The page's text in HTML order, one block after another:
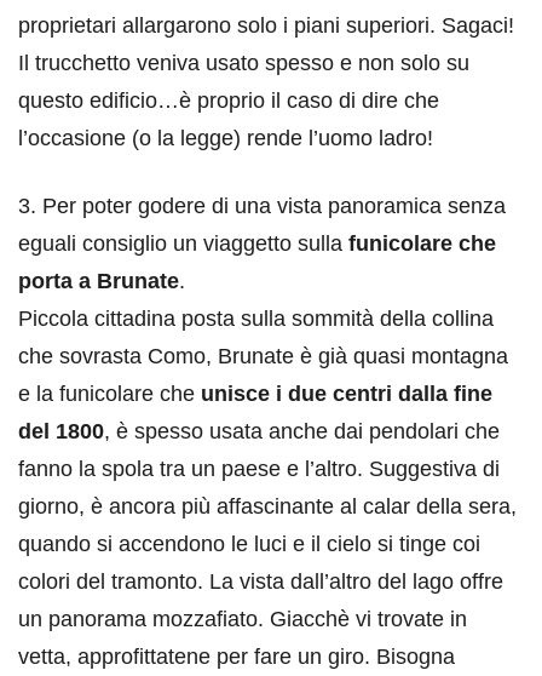
proprietari allargarono solo i piani superiori. Sagaci!
Il trucchetto veniva usato spesso e non solo su
questo edificio…è proprio il caso di dire che
l’occasione (o la legge) rende l’uomo ladro!
3. Per poter godere di una vista panoramica senza
eguali consiglio un viaggetto sulla funicolare che
porta a Brunate.
Piccola cittadina posta sulla sommità della collina
che sovrasta Como, Brunate è già quasi montagna
e la funicolare che unisce i due centri dalla fine
del 1800, è spesso usata anche dai pendolari che
fanno la spola tra un paese e l’altro. Suggestiva di
giorno, è ancora più affascinante al calar della sera,
quando si accendono le luci e il cielo si tinge coi
colori del tramonto. La vista dall’altro del lago offre
un panorama mozzafiato. Giacchè vi trovate in
vetta, approfittatene per fare un giro. Bisogna